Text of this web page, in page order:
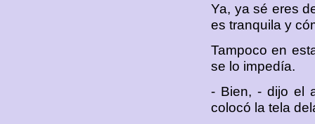
Ya, ya sé eres
es tranquila y
Tampoco en
se lo impedía.
- Bien, - dijo el
colocó la tela